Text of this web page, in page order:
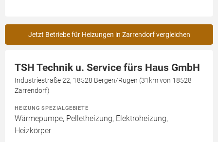
Jetzt Betriebe für Heizungen in Zarrendorf vergleichen
TSH Technik u. Service fürs Haus GmbH
Industriestraße 22, 18528 Bergen/Rügen (31km von 18528
Zarrendorf)
HEIZUNG SPEZIALGEBIETE
Wärmepumpe, Pelletheizung, Elektroheizung,
Heizkörper